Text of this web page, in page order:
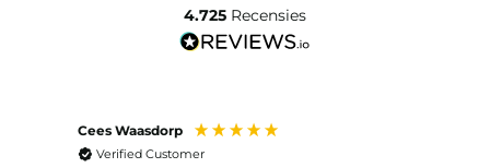
4.725 Recensies
Cees Waasdorp
Verified Customer